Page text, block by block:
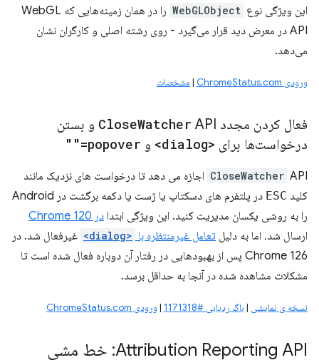
این ویژگی نوع WebGLObject
را در همان زمینه‌هایی که WebGL
API در معرض دید قرار می‌گیرد - روی رشته اصلی و کارگران نشان
می‌دهد.
ورودی ChromeStatus.com | مشخصات
فعال کردن مجدد CloseWatcher
API و بستن
درخواست‌ها برای <dialog> و popover=""
CloseWatcher API اجازه می دهد تا درخواست های نزدیک مانند
کلید ESC
در پلتفرم های دسکتاپ یا ژست یا دکمه برگشت در Android
را به روشی یکسان مدیریت کنید. این ویژگی ابتدا در Chrome 120
ارسال شد، اما به دلیل تعامل غیرمنتظره با <dialog>
غیرفعال شد. در
Chrome 126 پس از بهبودهایی در رفتار آن دوباره فعال شده است تا
مشکلات مشاهده شده در آنجا به حداقل برسد.
نسخه ی نمایشی | باگ ردیابی #1171318 |ورودی ChromeStatus.com
Attribution Reporting API: خط مشی